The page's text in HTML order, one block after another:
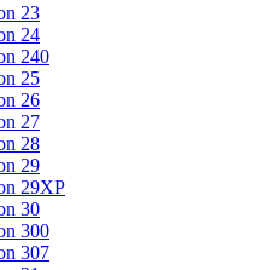
23
24
240
25
26
27
28
29
29XP
30
300
307